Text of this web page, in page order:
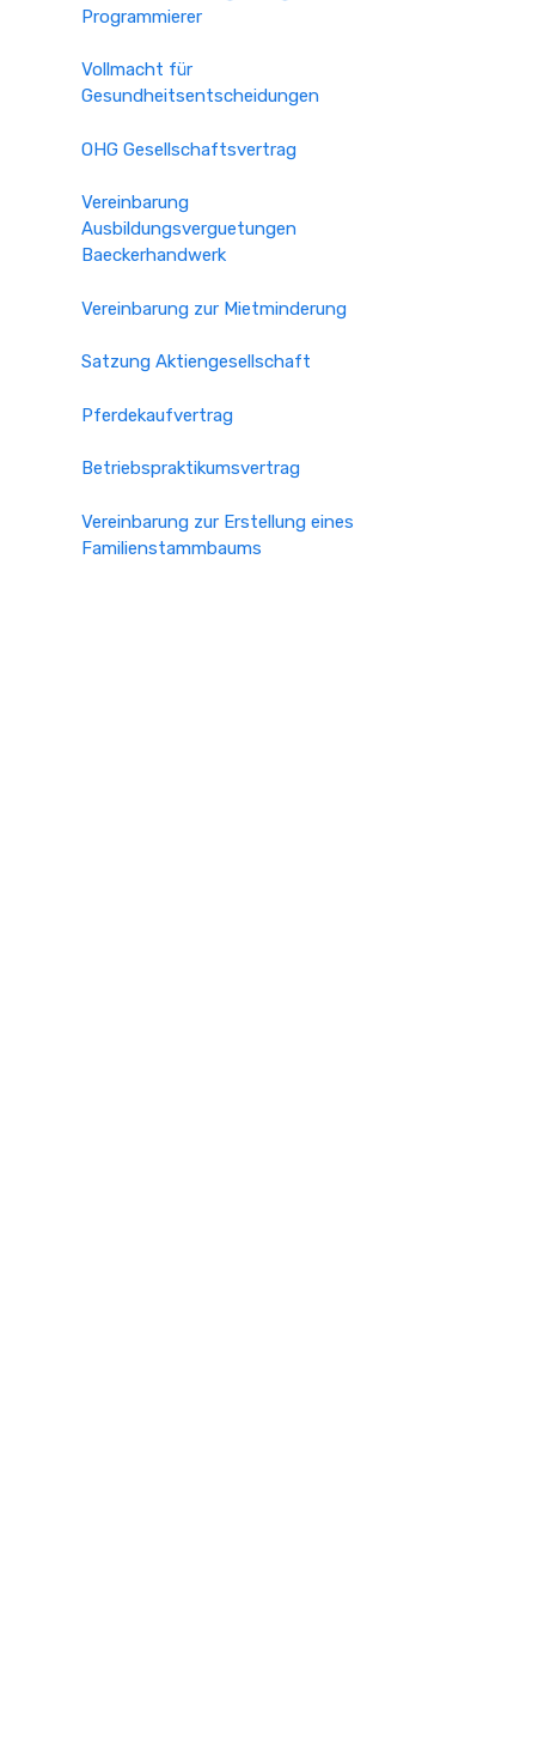
Programmierer
Vollmacht für
Gesundheitsentscheidungen
OHG Gesellschaftsvertrag
Vereinbarung
Ausbildungsverguetungen
Baeckerhandwerk
Vereinbarung zur Mietminderung
Satzung Aktiengesellschaft
Pferdekaufvertrag
Betriebspraktikumsvertrag
Vereinbarung zur Erstellung eines
Familienstammbaums